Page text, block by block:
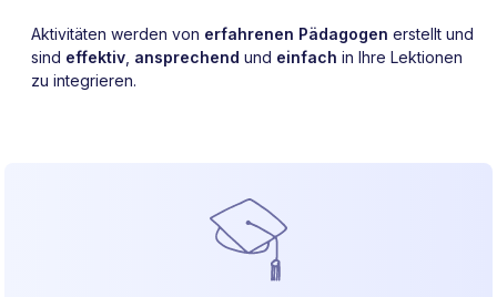
Aktivitäten werden von erfahrenen Pädagogen erstellt und
sind effektiv ansprechend und einfach in Ihre Lektionen
zu integrieren.